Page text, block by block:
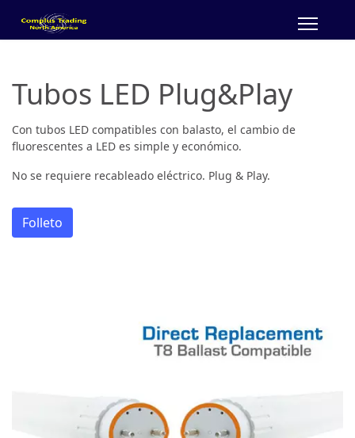
Tubos LED Plug&Play
Con tubos LED compatibles con balasto, el cambio de
fluorescentes a LED es simple y económico.
No se requiere recableado eléctrico. Plug & Play.
Folleto